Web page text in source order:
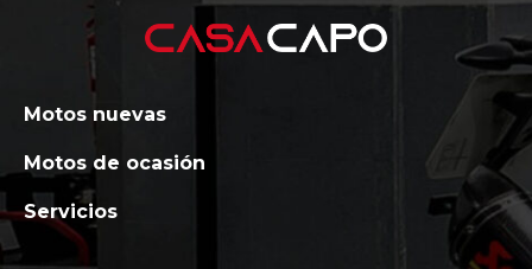
Motos nuevas
Motos de ocasión
Servicios